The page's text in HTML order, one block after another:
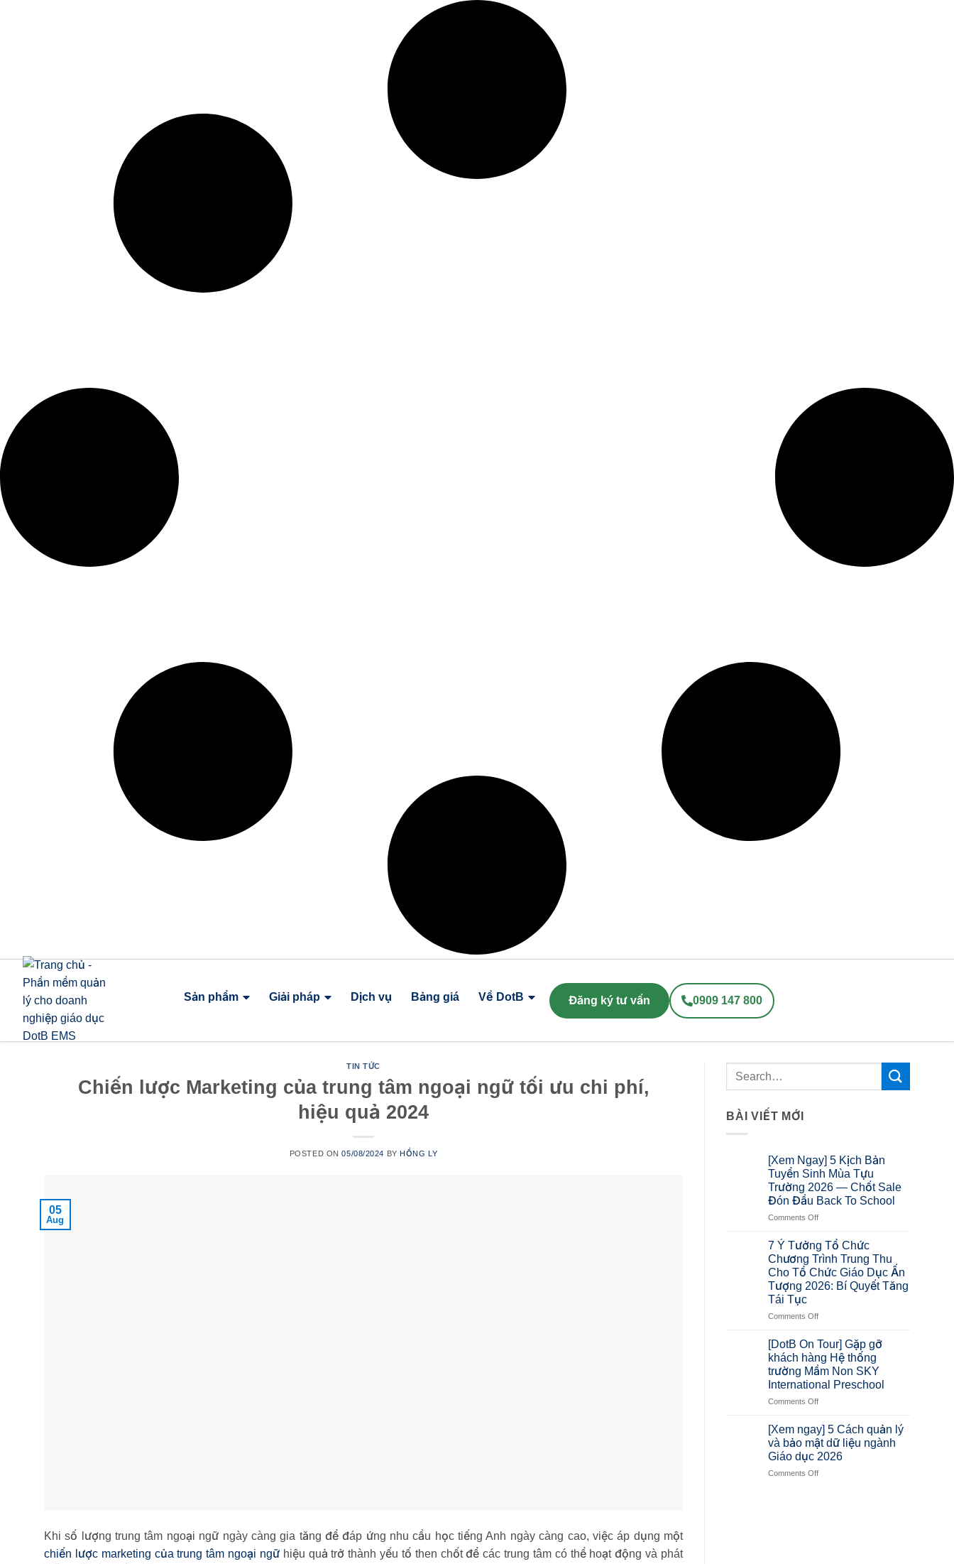
Sản phẩm Giải pháp Dịch vụ Bảng giá Về DotB Đăng ký tư vấn 0909 147 800
TIN TỨC
Chiến lược Marketing của trung tâm ngoại ngữ tối ưu chi phí,
hiệu quả 2024
POSTED ON05/08/2024 BYHỒNG LY
05
Aug
Khi số lượng trung tâm ngoại ngữ ngày càng gia tăng để đáp ứng nhu cầu học tiếng Anh ngày càng cao, việc áp dụng một
chiến lược marketing của trung tâm ngoại ngữhiệu quả trở thành yếu tố then chốt để các trung tâm có thể hoạt động và phát
BÀI VIẾT MỚI
[Xem Ngay] 5 Kịch Bản
Tuyển Sinh Mùa Tựu
Trường 2026 — Chốt Sale
Đón Đầu Back To School
Comments Off
7 Ý Tưởng Tổ Chức
Chương Trình Trung Thu
Cho Tổ Chức Giáo Dục Ấn
Tượng 2026: Bí Quyết Tăng
Tái Tục
Comments Off
[DotB On Tour] Gặp gỡ
khách hàng Hệ thống
trường Mầm Non SKY
International Preschool
Comments Off
[Xem ngay] 5 Cách quản lý
và bảo mật dữ liệu ngành
Giáo dục 2026
Comments Off